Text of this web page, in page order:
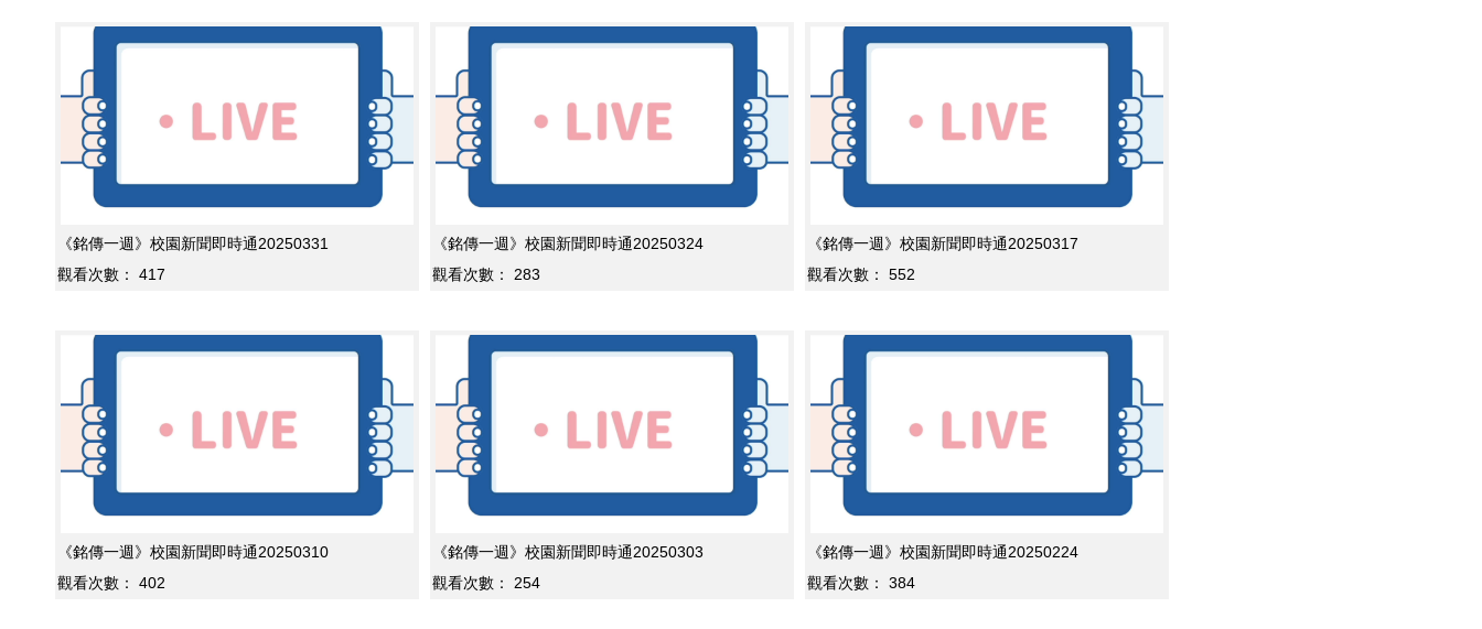
《銘傳一週》校園新聞即時通20250331
觀看次數：
417
《銘傳一週》校園新聞即時通20250324
觀看次數：
283
《銘傳一週》校園新聞即時通20250317
觀看次數：
552
《銘傳一週》校園新聞即時通20250310
觀看次數：
402
《銘傳一週》校園新聞即時通20250303
觀看次數：
254
《銘傳一週》校園新聞即時通20250224
觀看次數：
384